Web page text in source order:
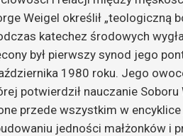
Weigel określił „teologiczną
katechez środowych
był pierwszy synod jego
1980 roku. Jego
potwierdził nauczanie
przede wszystkim w
jedności małżonków i